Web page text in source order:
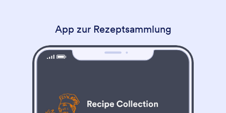
App zur Rezeptsammlung